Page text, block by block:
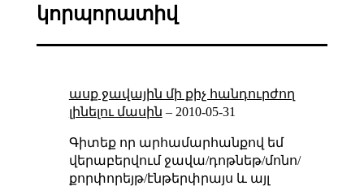
կորպորատիվ
ասք ջավային մի քիչ հանդուրժող
լինելու մասին – 2010-05-31
Գիտեք որ արհամարհանքով եմ
վերաբերվում ջավա/դոթնեթ/մոնո/
քորփորեյթ/էնթերփրայս և այլ